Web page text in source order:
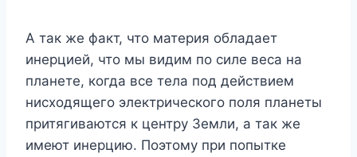
А так же факт, что материя обладает
инерцией, что мы видим по силе веса на
планете, когда все тела под действием
нисходящего электрического поля планеты
притягиваются к центру Земли, а так же
имеют инерцию. Поэтому при попытке